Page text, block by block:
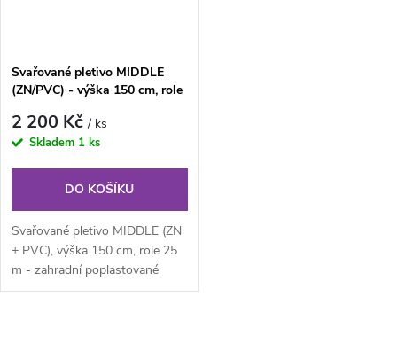
Svařované pletivo MIDDLE
(ZN/PVC) - výška 150 cm, role
2 200 Kč/ ks
Skladem 1 ks
DO KOŠÍKU
Svařované pletivo MIDDLE (ZN
+ PVC), výška 150 cm, role 25
m - zahradní poplastované
svařované pletivo v rolích (ZN